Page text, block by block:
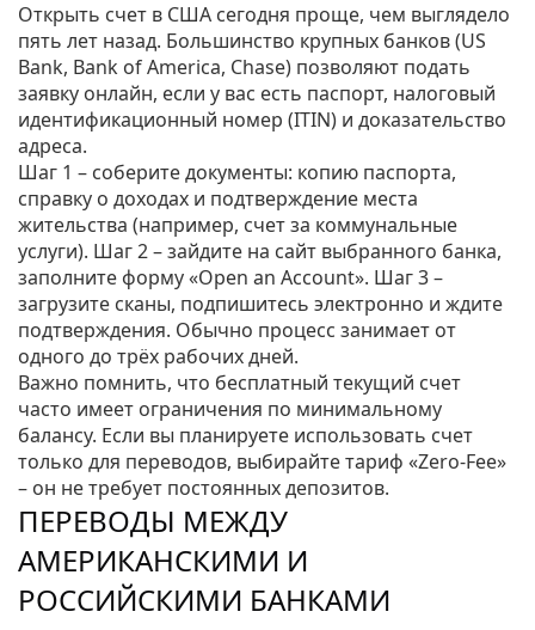
Открыть счет в США сегодня проще, чем выглядело
пять лет назад. Большинство крупных банков (US
Bank, Bank of America, Chase) позволяют подать
заявку онлайн, если у вас есть паспорт, налоговый
идентификационный номер (ITIN) и доказательство
адреса.
Шаг 1 – соберите документы: копию паспорта,
справку о доходах и подтверждение места
жительства (например, счет за коммунальные
услуги). Шаг 2 – зайдите на сайт выбранного банка,
заполните форму «Open an Account». Шаг 3 –
загрузите сканы, подпишитесь электронно и ждите
подтверждения. Обычно процесс занимает от
одного до трёх рабочих дней.
Важно помнить, что бесплатный текущий счет
часто имеет ограничения по минимальному
балансу. Если вы планируете использовать счет
только для переводов, выбирайте тариф «Zero‑Fee»
– он не требует постоянных депозитов.
ПЕРЕВОДЫ МЕЖДУ
АМЕРИКАНСКИМИ И
РОССИЙСКИМИ БАНКАМИ